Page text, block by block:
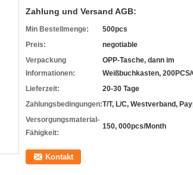
Zahlung und Versand AGB:
Min Bestellmenge:
500pcs
Preis:
negotiable
Verpackung
Informationen:
OPP-Tasche, dann im
Weißbuchkasten, 200PCS/
Lieferzeit:
20-30 Tage
Zahlungsbedingungen:T/T, L/C, Westverband,
Versorgungsmaterial-
Fähigkeit:
150, 000pcs/Month
Kontakt